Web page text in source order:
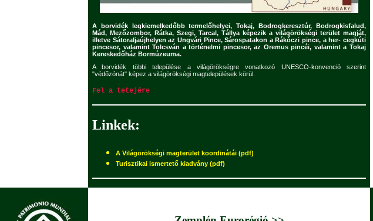
A borvidék legkiemelkedőbb termelőhelyei, Tokaj, Bodrogkeresztúr, Bodrogkisfalud,
Mád, Mezőzombor, Rátka, Szegi, Tarcal, Tállya képezik a világörökségi terület magját,
illetve Sátoraljaújhelyen az Ungvári Pince, Sárospatakon a Rákóczi pince, a her- cegkúti
pincesor, valamint Tolcsván a történelmi pincesor, az Oremus pincéi, valamint a Tokaj
Kereskedőház Bormúzeuma.
A borvidék többi települése a világörökségre vonatkozó UNESCO-konvenció szerint
"védőzónát" képez a világörökségi magtelepülések körül.
Fel a tetejére
Linkek:
A Világörökségi magterület koordinátái (pdf)
Turisztikai ismertető kiadvány (pdf)